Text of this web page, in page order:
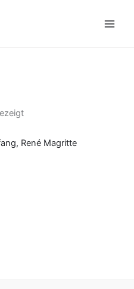
Nach
sortiert